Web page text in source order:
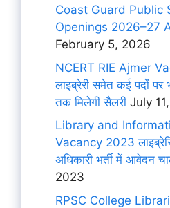
Coast Guard Public
Openings 2026–27
February 5, 2026
NCERT RIE Ajmer
लाइब्रेरी समेत कई पदों पर
तक मिलेगी सैलरी July
Library and
Vacancy 2023
अधिकारी भर्ती में आवेदन
2023
RPSC College